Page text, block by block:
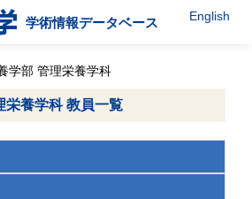
学術情報データベース English
学部 管理栄養学科
栄養学科 教員一覧